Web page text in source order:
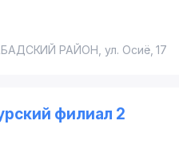
РАЙОН ул. Осиё, 17
филиал 2